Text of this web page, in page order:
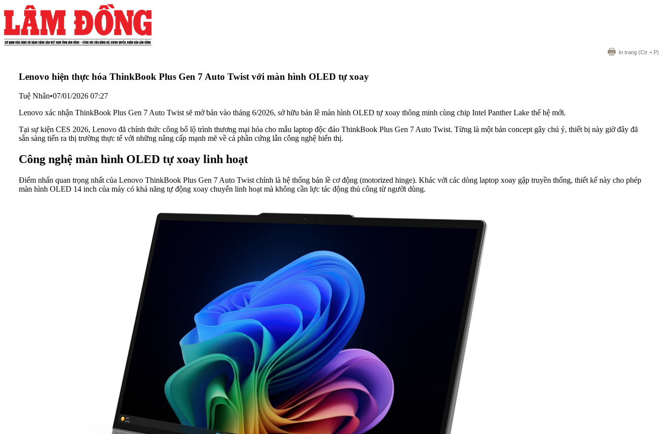
In trang (Ctr + P)
Lenovo hiện thực hóa ThinkBook Plus Gen 7 Auto Twist với màn hình OLED tự xoay
Tuệ Nhân•07/01/2026 07:27
Lenovo xác nhận ThinkBook Plus Gen 7 Auto Twist sẽ mở bán vào tháng 6/2026, sở hữu bản lề màn hình OLED tự xoay thông minh cùng chip Intel Panther Lake thế hệ mới.
Tại sự kiện CES 2026, Lenovo đã chính thức công bố lộ trình thương mại hóa cho mẫu laptop độc đáo ThinkBook Plus Gen 7 Auto Twist. Từng là một bản concept gây chú ý, thiết bị này giờ đây đã
sẵn sàng tiến ra thị trường thực tế với những nâng cấp mạnh mẽ về cả phần cứng lẫn công nghệ hiển thị.
Công nghệ màn hình OLED tự xoay linh hoạt
Điểm nhấn quan trọng nhất của Lenovo ThinkBook Plus Gen 7 Auto Twist chính là hệ thống bản lề cơ động (motorized hinge). Khác với các dòng laptop xoay gập truyền thống, thiết kế này cho phép
màn hình OLED 14 inch của máy có khả năng tự động xoay chuyển linh hoạt mà không cần lực tác động thủ công từ người dùng.